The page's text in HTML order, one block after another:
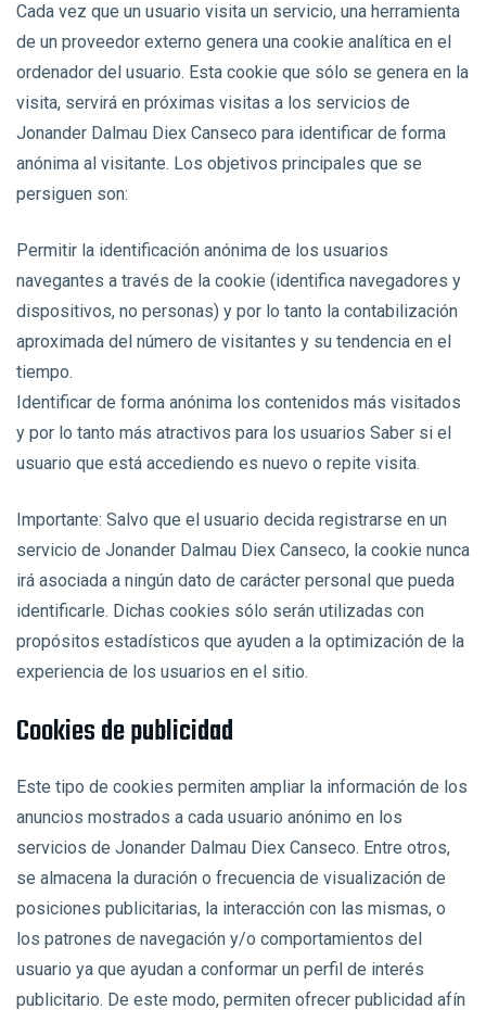
Cada vez que un usuario visita un servicio, una herramienta
de un proveedor externo genera una cookie analítica en el
ordenador del usuario. Esta cookie que sólo se genera en la
visita, servirá en próximas visitas a los servicios de
Jonander Dalmau Diex Canseco para identificar de forma
anónima al visitante. Los objetivos principales que se
persiguen son:
Permitir la identificación anónima de los usuarios
navegantes a través de la cookie (identifica navegadores y
dispositivos, no personas) y por lo tanto la contabilización
aproximada del número de visitantes y su tendencia en el
tiempo.
Identificar de forma anónima los contenidos más visitados
y por lo tanto más atractivos para los usuarios Saber si el
usuario que está accediendo es nuevo o repite visita.
Importante: Salvo que el usuario decida registrarse en un
servicio de Jonander Dalmau Diex Canseco, la cookie nunca
irá asociada a ningún dato de carácter personal que pueda
identificarle. Dichas cookies sólo serán utilizadas con
propósitos estadísticos que ayuden a la optimización de la
experiencia de los usuarios en el sitio.
Cookies de publicidad
Este tipo de cookies permiten ampliar la información de los
anuncios mostrados a cada usuario anónimo en los
servicios de Jonander Dalmau Diex Canseco. Entre otros,
se almacena la duración o frecuencia de visualización de
posiciones publicitarias, la interacción con las mismas, o
los patrones de navegación y/o comportamientos del
usuario ya que ayudan a conformar un perfil de interés
publicitario. De este modo, permiten ofrecer publicidad afín